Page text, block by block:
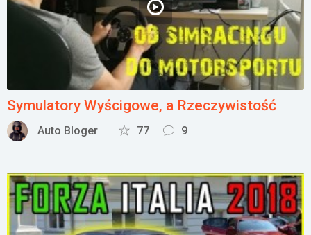
Symulatory Wyścigowe, a Rzeczywistość
Auto Bloger 77 9